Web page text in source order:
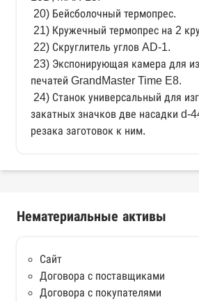
20) Бейсболочный термопрес.
21) Кружечный термопрес на 2
22) Скруглитель углов AD-1.
23) Экспонирующая камера для
печатей GrandMaster Time E8.
24) Станок универсальный для
закатных значков две насадки d-
резака заготовок к ним.
Нематериальные активы
Сайт
Договора с поставщиками
Договора с покупателями